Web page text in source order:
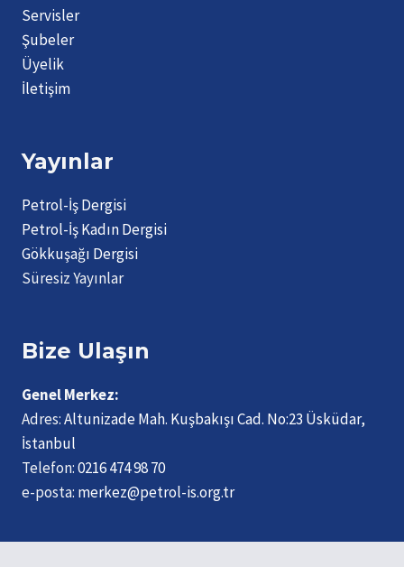
Servisler
Şubeler
Üyelik
İletişim
Yayınlar
Petrol-İş Dergisi
Petrol-İş Kadın Dergisi
Gökkuşağı Dergisi
Süresiz Yayınlar
Bize Ulaşın
Genel Merkez:
Adres:Altunizade Mah. Kuşbakışı Cad. No:23 Üsküdar,
İstanbul
Telefon:0216 474 98 70
e-posta: merkez@petrol-is.org.tr